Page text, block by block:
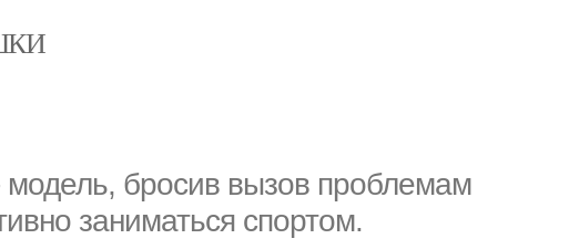
бросив вызов проблемам
заниматься спортом.